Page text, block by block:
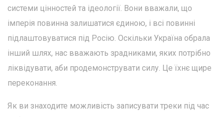
системи цінностей та ідеології. Вони вважали, що
імперія повинна залишатися єдиною, і всі повинні
підлаштовуватися під Росію. Оскільки Україна обрала
інший шлях, нас вважають зрадниками, яких потрібно
ліквідувати, аби продемонструвати силу. Це їхнє щире
переконання.
Як ви знаходите можливість записувати треки під час